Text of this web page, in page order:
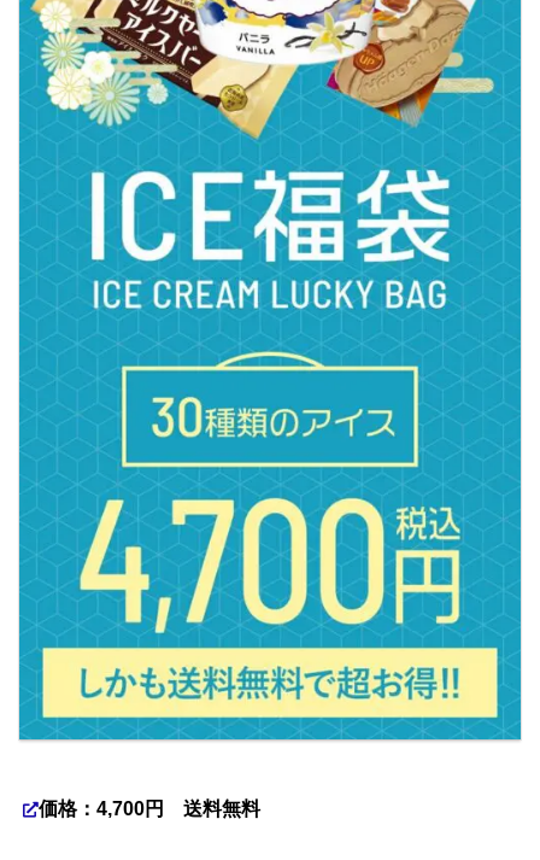
価格：4,700円 送料無料